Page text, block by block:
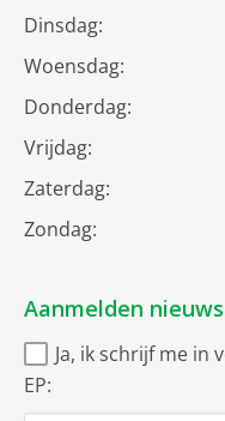
Dinsdag:
Woensdag:
Donderdag:
Vrijdag:
Zaterdag:
Zondag:
Aanmelden
Ja, ik schrijf me in
EP: